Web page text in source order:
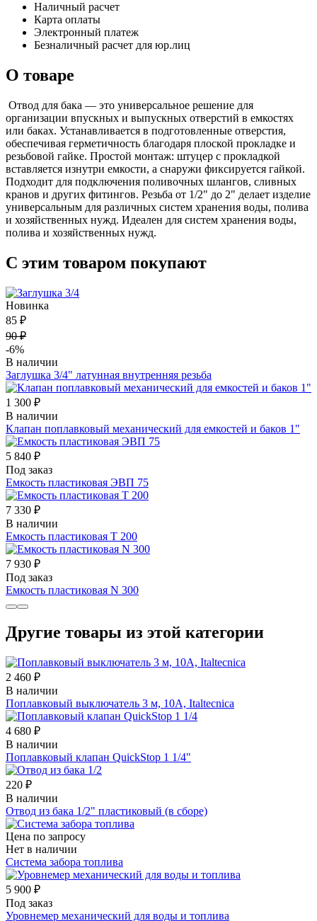
Наличный расчет
Карта оплаты
Электронный платеж
Безналичный расчет для юр.лиц
О товаре
Отвод для бака — это универсальное решение для
организации впускных и выпускных отверстий в емкостях
или баках. Устанавливается в подготовленные отверстия,
обеспечивая герметичность благодаря плоской прокладке и
резьбовой гайке. Простой монтаж: штуцер с прокладкой
вставляется изнутри емкости, а снаружи фиксируется гайкой.
Подходит для подключения поливочных шлангов, сливных
кранов и других фитингов. Резьба от 1/2" до 2" делает изделие
универсальным для различных систем хранения воды, полива
и хозяйственных нужд. Идеален для систем хранения воды,
полива и хозяйственных нужд.
С этим товаром покупают
Новинка
85 ₽
90 ₽
-6%
В наличии
Заглушка 3/4" латунная внутренняя резьба
1 300 ₽
В наличии
Клапан поплавковый механический для емкостей и баков 1"
5 840 ₽
Под заказ
Емкость пластиковая ЭВП 75
7 330 ₽
В наличии
Емкость пластиковая Т 200
7 930 ₽
Под заказ
Емкость пластиковая N 300
Другие товары из этой категории
2 460 ₽
В наличии
Поплавковый выключатель 3 м, 10А, Italtecnica
4 680 ₽
В наличии
Поплавковый клапан QuickStop 1 1/4"
220 ₽
В наличии
Отвод из бака 1/2" пластиковый (в сборе)
Цена по запросу
Нет в наличии
Система забора топлива
5 900 ₽
Под заказ
Уровнемер механический для воды и топлива